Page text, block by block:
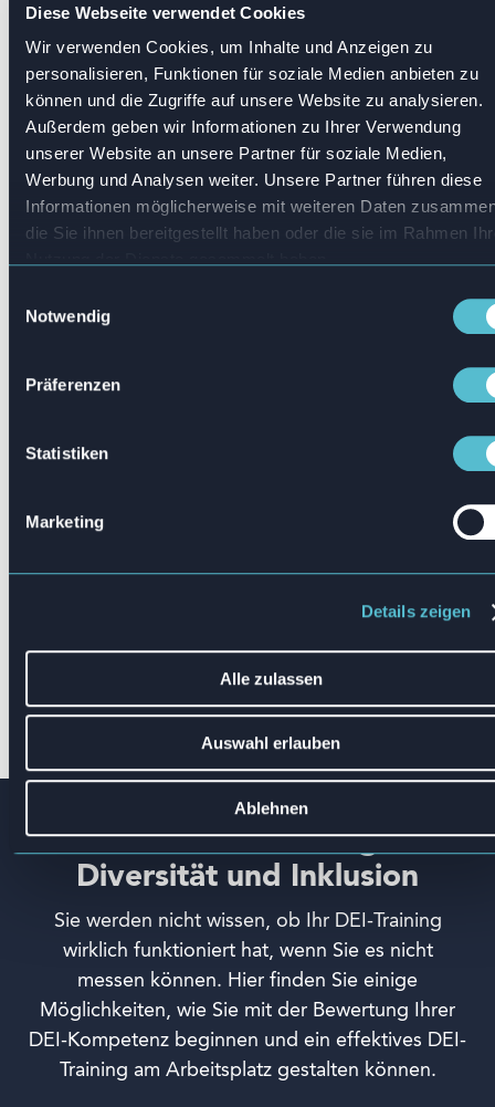
Diese Webseite verwendet Cookies
Wir verwenden Cookies, um Inhalte und Anzeigen zu
personalisieren, Funktionen für soziale Medien anbieten zu
können und die Zugriffe auf unsere Website zu analysieren.
Außerdem geben wir Informationen zu Ihrer Verwendung
unserer Website an unsere Partner für soziale Medien,
Werbung und Analysen weiter. Unsere Partner führen diese
Informationen möglicherweise mit weiteren Daten
die Sie ihnen bereitgestellt haben oder die sie im Rahmen
Notwendig
Präferenzen
Statistiken
Marketing
Details zeigen
Alle zulassen
Auswahl erlauben
Ablehnen
1. Grundlagen von DEI
2. Diversität vs Inklusion
3. Unbewusste Vorurteile
4. Bewusste Inklusion
Messen Sie den Erfolg von
Diversität und Inklusion
Sie werden nicht wissen, ob Ihr DEI-Training
wirklich funktioniert hat, wenn Sie es nicht
messen können. Hier finden Sie einige
Möglichkeiten, wie Sie mit der Bewertung Ihrer
DEI-Kompetenz beginnen und ein effektives DEI-
Training am Arbeitsplatz gestalten können.